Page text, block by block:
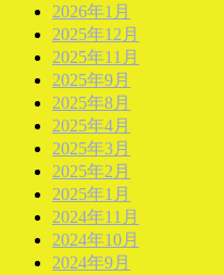
2026年1月
2025年12月
2025年11月
2025年9月
2025年8月
2025年4月
2025年3月
2025年2月
2025年1月
2024年11月
2024年10月
2024年9月